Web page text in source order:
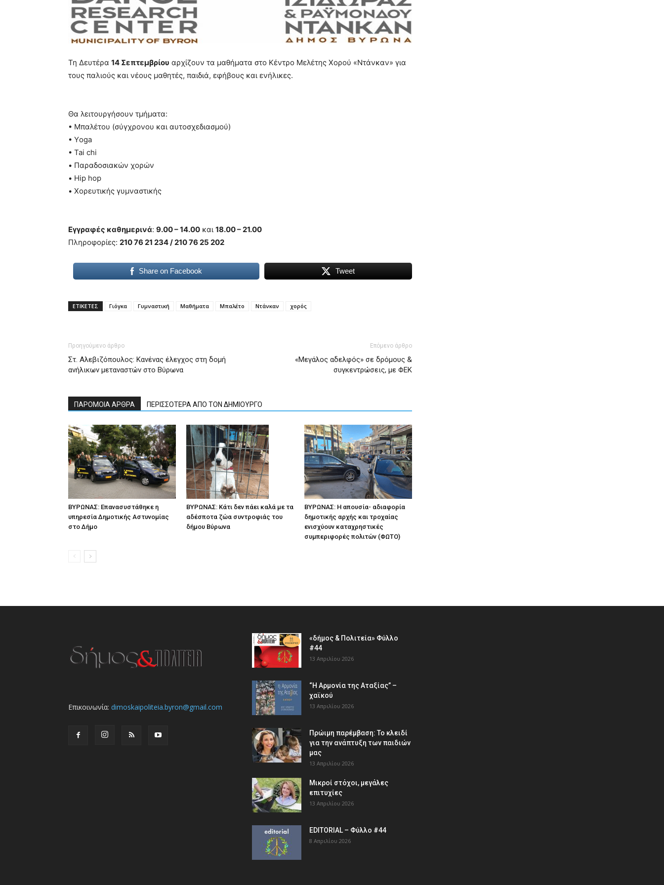
Τη Δευτέρα 14 Σεπτεμβρίου αρχίζουν τα μαθήματα στο Κέντρο Μελέτης Χορού «Ντάνκαν» για
τους παλιούς και νέους μαθητές, παιδιά, εφήβους και ενήλικες.
Θα λειτουργήσουν τμήματα:
• Μπαλέτου (σύγχρονου και αυτοσχεδιασμού)
• Υoga
• Tai chi
• Παραδοσιακών χορών
• Hip hop
• Χορευτικής γυμναστικής
Εγγραφές καθημερινά: 9.00 – 14.00 και 18.00 – 21.00
Πληροφορίες: 210 76 21 234 / 210 76 25 202
Share on Facebook Tweet
ΕΤΙΚΕΤΕΣ Γιόγκα Γυμναστική Μαθήματα Μπαλέτο Ντάνκαν χορός
Προηγούμενο άρθρο
Στ. Αλεβιζόπουλος: Κανένας έλεγχος στη δομή
ανήλικων μεταναστών στο Βύρωνα
Επόμενο άρθρο
«Μεγάλος αδελφός» σε δρόμους &
συγκεντρώσεις, με ΦΕΚ
ΠΑΡΟΜΟΙΑ ΑΡΘΡΑ ΠΕΡΙΣΣΟΤΕΡΑ ΑΠΟ ΤΟΝ ΔΗΜΙΟΥΡΓΟ
ΒΥΡΩΝΑΣ: Επανασυστάθηκε η
υπηρεσία Δημοτικής Αστυνομίας
στο Δήμο
ΒΥΡΩΝΑΣ: Κάτι δεν πάει καλά με τα
αδέσποτα ζώα συντροφιάς του
δήμου Βύρωνα
ΒΥΡΩΝΑΣ: Η απουσία- αδιαφορία
δημοτικής αρχής και τροχαίας
ενισχύουν καταχρηστικές
συμπεριφορές πολιτών (ΦΩΤΟ)
Επικοινωνία: dimoskaipoliteia.byron@gmail.com
«δήμος & Πολιτεία» Φύλλο
#44
13 Απριλίου 2026
“Η Αρμονία της Αταξίας” –
χαϊκού
13 Απριλίου 2026
Πρώιμη παρέμβαση: Το κλειδί
για την ανάπτυξη των παιδιών
µας
13 Απριλίου 2026
Μικροί στόχοι, μεγάλες
επιτυχίες
13 Απριλίου 2026
EDITORIAL – Φύλλο #44
8 Απριλίου 2026